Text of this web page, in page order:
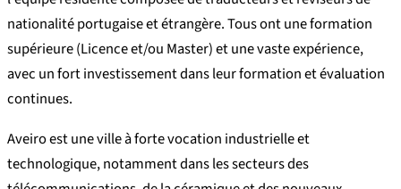
nationalité portugaise et étrangère. Tous ont une formation
supérieure (Licence et/ou Master) et une vaste expérience,
avec un fort investissement dans leur formation et évaluation
continues.
Aveiro est une ville à forte vocation industrielle et
technologique, notamment dans les secteurs des